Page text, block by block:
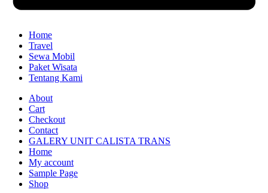
Home
Travel
Sewa Mobil
Paket Wisata
Tentang Kami
About
Cart
Checkout
Contact
GALERY UNIT CALISTA TRANS
Home
My account
Sample Page
Shop